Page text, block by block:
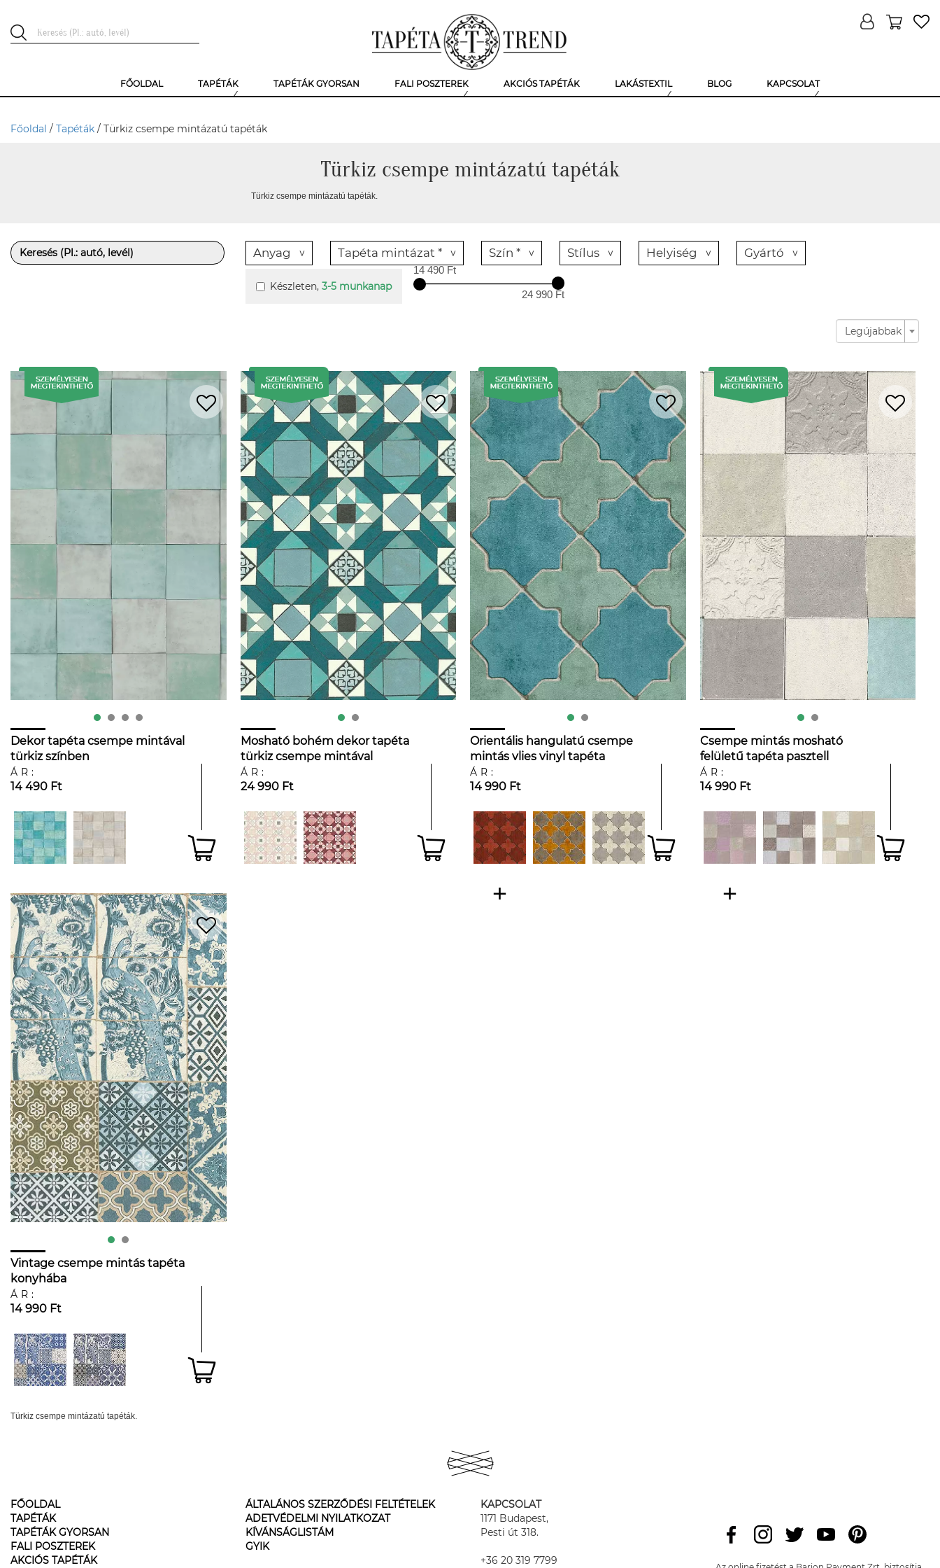
FŐOLDAL TAPÉTÁK TAPÉTÁK GYORSAN FALI POSZTEREK AKCIÓS TAPÉTÁK LAKÁSTEXTIL BLOG KAPCSOLAT
Főoldal / Tapéták / Türkiz csempe mintázatú tapéták
Türkiz csempe mintázatú tapéták
Türkiz csempe mintázatú tapéták.
Anyag Tapéta mintázat * Szín * Stílus Helyiség Gyártó
Készleten, 3-5 munkanap
14 490 Ft
24 990 Ft
Legújabbak
Dekor tapéta csempe mintával
türkiz színben
ÁR:
14 490 Ft
Mosható bohém dekor tapéta
türkiz csempe mintával
ÁR:
24 990 Ft
Orientális hangulatú csempe
mintás vlies vinyl tapéta
ÁR:
14 990 Ft
Csempe mintás mosható
felületű tapéta pasztell
színekkel
ÁR:
14 990 Ft
Vintage csempe mintás tapéta
konyhába
ÁR:
14 990 Ft
Türkiz csempe mintázatú tapéták.
FŐOLDAL
TAPÉTÁK
TAPÉTÁK GYORSAN
FALI POSZTEREK
AKCIÓS TAPÉTÁK
ÁLTALÁNOS SZERZŐDÉSI FELTÉTELEK
ADETVÉDELMI NYILATKOZAT
KÍVÁNSÁGLISTÁM
GYIK
KAPCSOLAT
1171 Budapest,
Pesti út 318.
+36 20 319 7799